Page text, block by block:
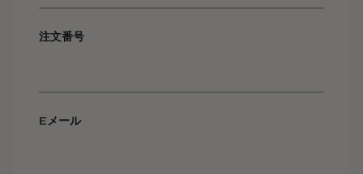
注文番号
Eメール